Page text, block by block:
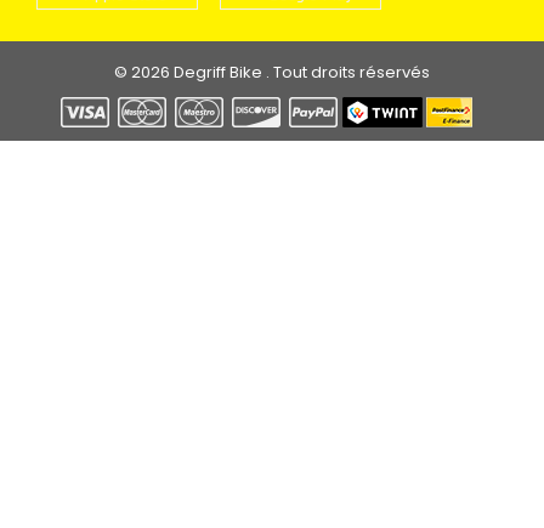
© 2026 Degriff Bike . Tout droits réservés